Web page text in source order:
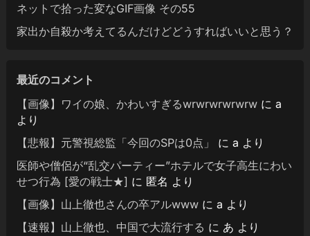
ネットで拾った変なGIF画像 その55
家出か自殺か考えてるんだけどどうすればいいと思う？
最近のコメント
【画像】ワイの娘、かわいすぎるwrwrwrwrwrwに a
より
【悲報】元警視総監「今回のSPは0点」
に a より
医師や僧侶が“乱交パーティー”ホテルで女子高生にわい
せつ行為 [愛の戦士★] に 匿名 より
【画像】山上徹也さんの卒アルwwwに a より
【速報】山上徹也、中国で大流行する に あ より